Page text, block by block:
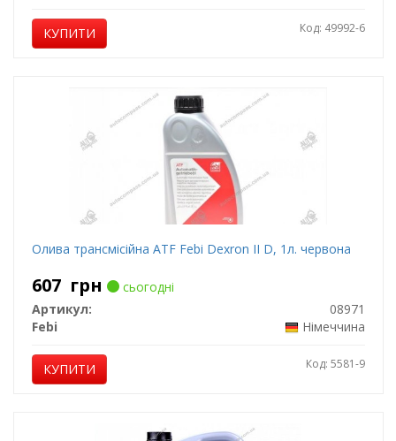
КУПИТИ Код: 49992-6
Олива трансмісійна ATF Febi Dexron II D, 1л. червона
607 грн
сьогодні
Артикул:
08971
Febi
Німеччина
КУПИТИ Код: 5581-9